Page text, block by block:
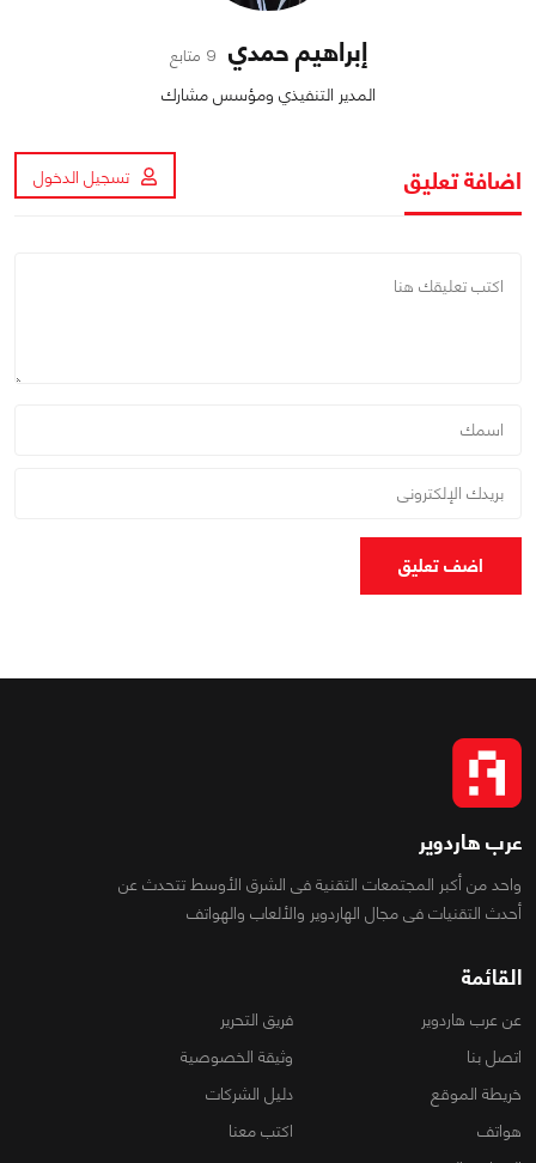
إبراهيم حمدي 9 متابع
المدير التنفيذي ومؤسس مشارك
اضافة تعليق تسجيل الدخول
اضف تعليق
عرب هاردوير
واحد من أكبر المجتمعات التقنية فى الشرق الأوسط تتحدث عن
أحدث التقنيات فى مجال الهاردوير والألعاب والهواتف
القائمة
عن عرب هاردوير
فريق التحرير
اتصل بنا
وثيقة الخصوصية
خريطة الموقع
دليل الشركات
هواتف
اكتب معنا